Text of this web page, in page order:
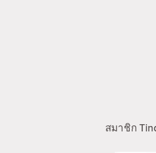
สมาชิก